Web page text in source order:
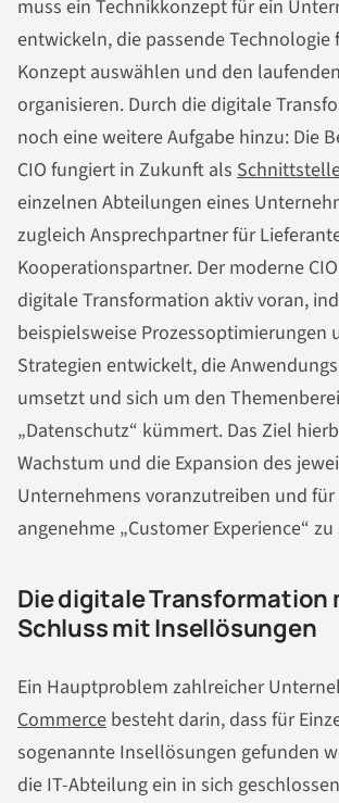
muss ein Technikkonzept für ein
entwickeln, die passende Technologie
Konzept auswählen und den
organisieren. Durch die digitale
noch eine weitere Aufgabe hinzu: Die
CIO fungiert in Zukunft als
einzelnen Abteilungen eines
zugleich Ansprechpartner für
Kooperationspartner. Der moderne
digitale Transformation aktiv voran,
beispielsweise Prozessoptimierungen
Strategien entwickelt, die
umsetzt und sich um den
„Datenschutz“ kümmert. Das Ziel
Wachstum und die Expansion des
Unternehmens voranzutreiben und
angenehme „Customer Experience“
Die digitale Transformation
Schluss mit Insellösungen
Ein Hauptproblem zahlreicher
Commerce besteht darin, dass für
sogenannte Insellösungen gefunden
die IT-Abteilung ein in sich